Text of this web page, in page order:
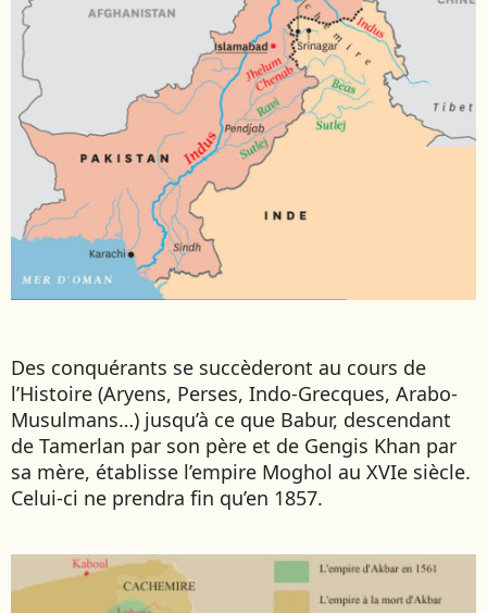
VIETNAM
ZANZIBAR
Des conquérants se succèderont au cours de
l’Histoire (Aryens, Perses, Indo-Grecques, Arabo-
Musulmans…) jusqu’à ce que Babur, descendant
de Tamerlan par son père et de Gengis Khan par
sa mère, établisse l’empire Moghol au XVIe siècle.
Celui-ci ne prendra fin qu’en 1857.